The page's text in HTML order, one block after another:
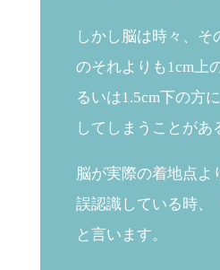
しかし 脳は時々、そ
のそれよりも1cm上
るいは1.5cm下の方
してしまうことがあ
脳が実際の着地点よ
誤認識している時、
と言います。